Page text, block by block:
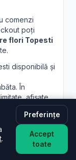
comenzi
poți
flori Topesti
disponibilă și
În
afișate
în Topesti?
să
curierilor.
.
Preferințe
Accept
toate